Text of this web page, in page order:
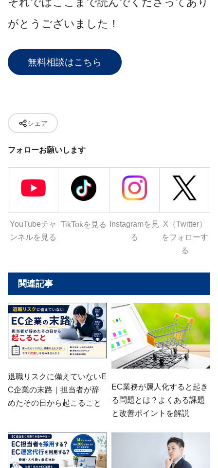
がとうございました！
無料相談はこちら
シェア
フォローお願いします
YouTubeチャ
ンネルを見る
TikTokを見る
Instagramを見
る
X（Twitter）
をフォローす
る
関連記事
退職リスクに備えていないE
C企業の末路｜担当者が辞
めたその日から起こること
EC業務が属人化すると起き
る問題とは？よくある課題
と改善ポイントを解説